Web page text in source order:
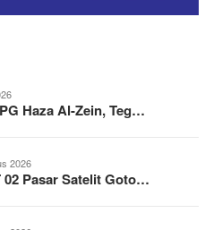
Haza Al-Zein, Teg…
2026
02 Pasar Satelit Goto…